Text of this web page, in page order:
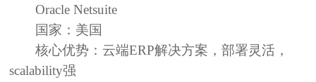
Oracle Netsuite
国家： 美国
核心优势： 云端ERP解决方案，部署灵活，
scalability强